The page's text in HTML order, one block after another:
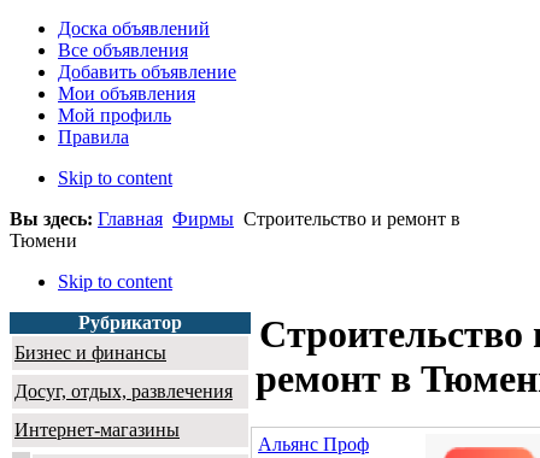
Доска объявлений
Все объявления
Добавить объявление
Мои объявления
Мой профиль
Правила
Skip to content
Вы здесь: Главная Фирмы Строительство и ремонт в
Тюмени
Skip to content
Рубрикатор
Бизнес и финансы
Досуг, отдых, развлечения
Интернет-магазины
Строительство
ремонт в
Альянс Проф